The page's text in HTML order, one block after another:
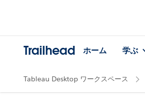
Trailhead ホーム 学ぶ
Tableau Desktop ワークスペース